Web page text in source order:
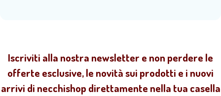
Iscriviti alla nostra newsletter e non perdere le
offerte esclusive, le novità sui prodotti e i nuovi
arrivi di necchishop direttamente nella tua casella